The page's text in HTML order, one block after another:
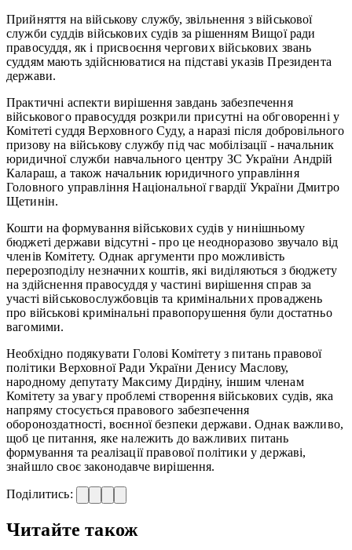
Прийняття на військову службу, звільнення з військової
служби суддів військових судів за рішенням Вищої ради
правосуддя, як і присвоєння чергових військових звань
суддям мають здійснюватися на підставі указів Президента
держави.
Практичні аспекти вирішення завдань забезпечення
військового правосуддя розкрили присутні на обговоренні у
Комітеті суддя Верховного Суду, а наразі після добровільного
призову на військову службу під час мобілізації - начальник
юридичної служби навчального центру ЗС України Андрій
Калараш, а також начальник юридичного управління
Головного управління Національної гвардії України Дмитро
Щетинін.
Кошти на формування військових судів у нинішньому
бюджеті держави відсутні - про це неодноразово звучало від
членів Комітету. Однак аргументи про можливість
перерозподілу незначних коштів, які виділяються з бюджету
на здійснення правосуддя у частині вирішення справ за
участі військовослужбовців та кримінальних проваджень
про військові кримінальні правопорушення були достатньо
вагомими.
Необхідно подякувати Голові Комітету з питань правової
політики Верховної Ради України Денису Маслову,
народному депутату Максиму Дирдіну, іншим членам
Комітету за увагу проблемі створення військових судів, яка
напряму стосується правового забезпечення
обороноздатності, воєнної безпеки держави. Однак важливо,
щоб це питання, яке належить до важливих питань
формування та реалізації правової політики у державі,
знайшло своє законодавче вирішення.
Поділитись:
Читайте також